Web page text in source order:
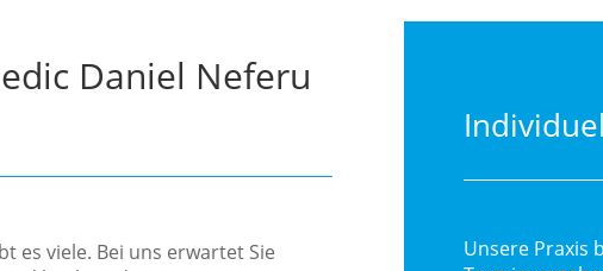
Daniel Neferu
es viele. Bei uns erwartet Sie
Unsere Praxis